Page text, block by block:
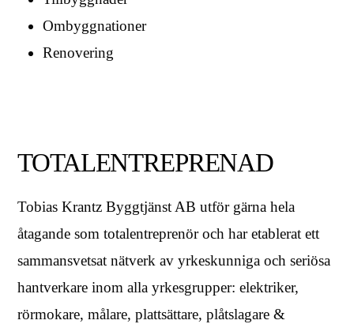
Ombyggnationer
Renovering
TOTALENTREPRENAD
Tobias Krantz Byggtjänst AB utför gärna hela
åtagande som totalentreprenör och har etablerat ett
sammansvetsat nätverk av yrkeskunniga och seriösa
hantverkare inom alla yrkesgrupper: elektriker,
rörmokare, målare, plattsättare, plåtslagare &